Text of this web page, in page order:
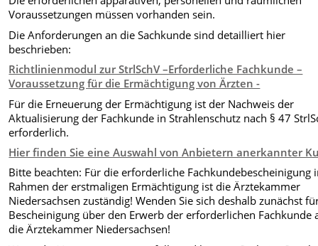
Voraussetzungen müssen vorhanden sein.
Die Anforderungen an die Sachkunde sind detailliert hier
beschrieben:
Richtlinienmodul zur StrlSchV –Erforderliche Fachkunde –
Voraussetzung für die Ermächtigung von Ärzten -
Für die Erneuerung der Ermächtigung ist der Nachweis der
Aktualisierung der Fachkunde in Strahlenschutz nach § 47
erforderlich.
Hier finden Sie eine Auswahl von Anbietern anerkannter
Bitte beachten: Für die erforderliche Fachkundebescheinigung
Rahmen der erstmaligen Ermächtigung ist die Ärztekammer
Niedersachsen zuständig! Wenden Sie sich deshalb zunächst
Bescheinigung über den Erwerb der erforderlichen Fachkunde
die Ärztekammer Niedersachsen!